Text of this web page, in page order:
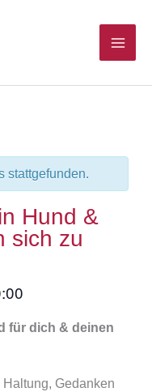
stattgefunden.
Hund &
sich zu
für dich & deinen
Gedanken